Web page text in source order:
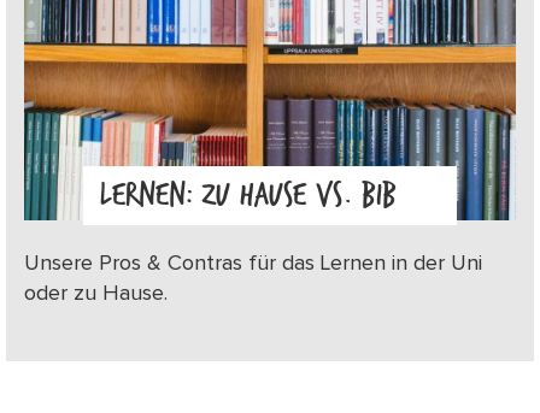
LERNEN: ZU HAUSE VS. BIB
Unsere Pros & Contras für das Lernen in der Uni
oder zu Hause.